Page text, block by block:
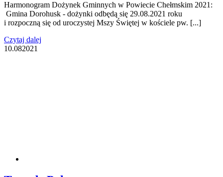
Harmonogram Dożynek Gminnych w Powiecie Chełmskim 2021:
Gmina Dorohusk - dożynki odbędą się 29.08.2021 roku
i rozpoczną się od uroczystej Mszy Świętej w kościele pw. [...]
Czytaj dalej
10.082021